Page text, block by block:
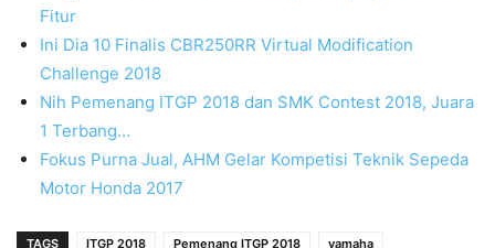
Fitur
Ini Dia 10 Finalis CBR250RR Virtual Modification
Challenge 2018
Nih Pemenang ITGP 2018 dan SMK Contest 2018, Juara
1 Terbang…
Fokus Purna Jual, AHM Gelar Kompetisi Teknik Sepeda
Motor Honda 2017
TAGS ITGP 2018 Pemenang ITGP 2018 yamaha